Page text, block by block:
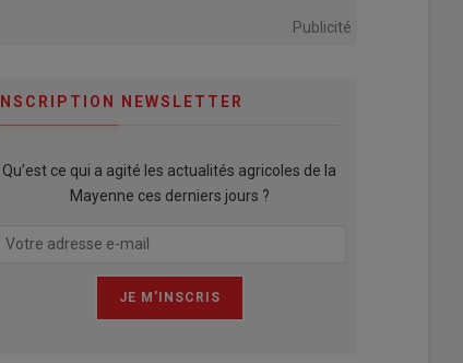
Publicité
INSCRIPTION NEWSLETTER
Qu’est ce qui a agité les actualités agricoles de la
Mayenne ces derniers jours ?